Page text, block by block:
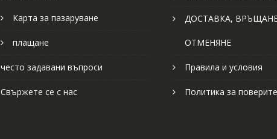
Карта за пазаруване
плащане
често задавани въпроси
Свържете се с нас
ДОСТАВКА,
ОТМЕНЯНЕ
Правила и условия
Политика за